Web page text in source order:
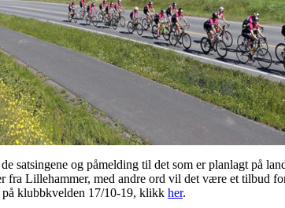
satsingene og påmelding til det som er planlagt på
fra Lillehammer, med andre ord vil det være et tilbud
på klubbkvelden 17/10-19, klikk her.